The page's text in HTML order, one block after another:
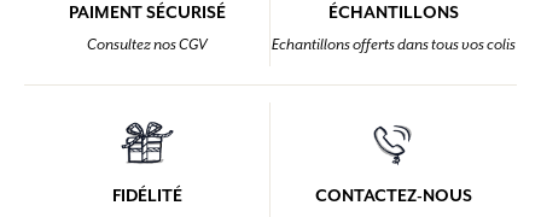
PAIMENT SÉCURISÉ
Consultez nos CGV
ÉCHANTILLONS
Echantillons offerts dans tous vos colis
FIDÉLITÉ CONTACTEZ-NOUS